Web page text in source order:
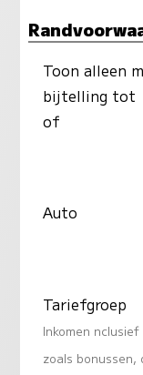
Toon alleen
bijtelling tot
of
Auto
Tariefgroep
Inkomen
zoals bonussen,